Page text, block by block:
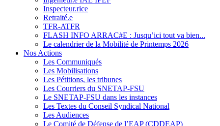
Inspecteur.rice
Retraité.e
TFR-ATFR
FLASH INFO ARRAC#E : Jusqu’ici tout va bien...
Le calendrier de la Mobilité de Printemps 2026
Nos Actions
Les Communiqués
Les Mobilisations
Les Pétitions, les tribunes
Les Courriers du SNETAP-FSU
Le SNETAP-FSU dans les instances
Les Textes du Conseil Syndical National
Les Audiences
Le Comité de Défense de l’EAP (CDDEAP)